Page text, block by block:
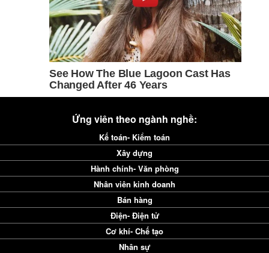
Ứng viên theo ngành nghề:
Kế toán- Kiểm toán
Xây dựng
Hành chính- Văn phòng
Nhân viên kinh doanh
Bán hàng
Điện- Điện tử
Cơ khí- Chế tạo
Nhân sự